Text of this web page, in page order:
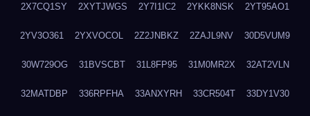
2X7CQ1SY 2XYTJWGS 2Y7I1IC2 2YKK8NSK 2YT95AO1
2YV3O361 2YXVOCOL 2Z2JNBKZ 2ZAJL9NV 30D5VUM9
30W729OG 31BVSCBT 31L8FP95 31M0MR2X 32AT2VLN
32MATDBP 336RPFHA 33ANXYRH 33CR504T 33DY1V30